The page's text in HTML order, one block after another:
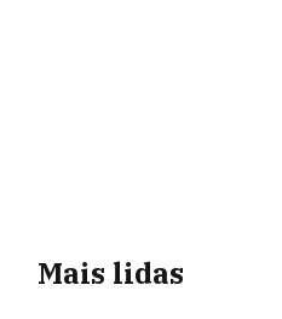
Mais lidas